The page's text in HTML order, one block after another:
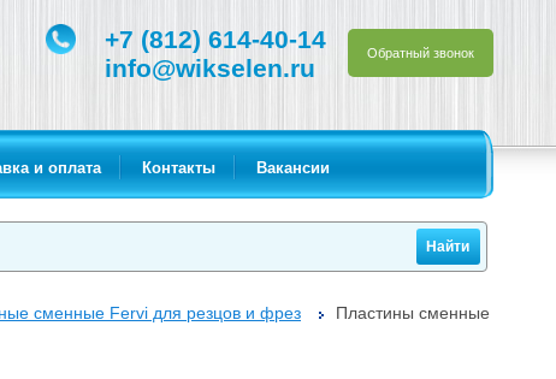
+7 (812) 614-40-14
info@wikselen.ru
Обратный звонок
и оплата Контакты Вакансии
сменные Fervi для резцов и фрез
Пластины сменные